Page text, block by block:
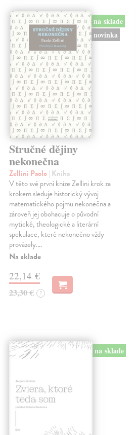
na sklade
novinka
Stručné dějiny
nekonečna
Zellini Paolo| Kniha
V této své první knize Zellini krok za
krokem sleduje historický vývoj
matematického pojmu nekonečna a
zároveň jej obohacuje o původní
mytické, theologické a literární
spekulace, které nekonečno vždy
provázely.…
Na sklade
22,14 €
23,30 € ?
na sklade